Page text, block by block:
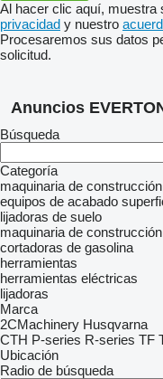
Al hacer clic aquí, muestra
privacidad y nuestro
Procesaremos sus datos
solicitud.
Anuncios
Búsqueda
Categoría
maquinaria de construcción
equipos de acabado
lijadoras de suelo
maquinaria de
cortadoras de gasolina
herramientas
herramientas eléctricas
lijadoras
Marca
2CMachinery Husqvarna
CTH P-series R-series TF
Ubicación
Radio de búsqueda